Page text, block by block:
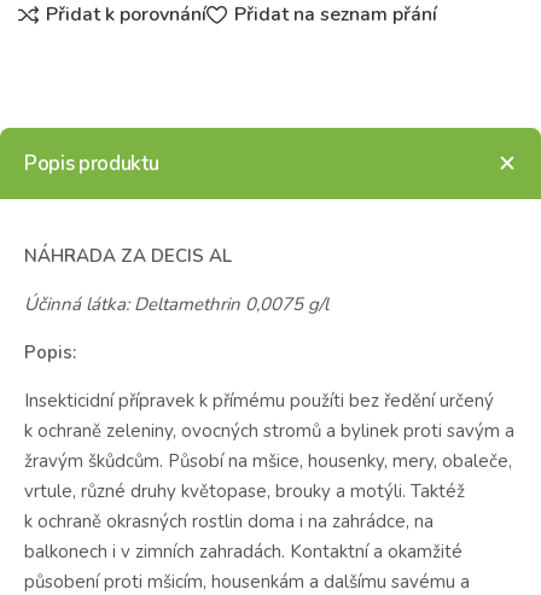
Přidat k porovnání Přidat na seznam přání
Popis produktu
NÁHRADA ZA DECIS AL
Účinná látka: Deltamethrin 0,0075 g/l
Popis:
Insekticidní přípravek k přímému použíti bez ředění určený
k ochraně zeleniny, ovocných stromů a bylinek proti savým a
žravým škůdcům. Působí na mšice, housenky, mery, obaleče,
vrtule, různé druhy květopase, brouky a motýli. Taktéž
k ochraně okrasných rostlin doma i na zahrádce, na
balkonech i v zimních zahradách. Kontaktní a okamžité
působení proti mšicím, housenkám a dalšímu savému a